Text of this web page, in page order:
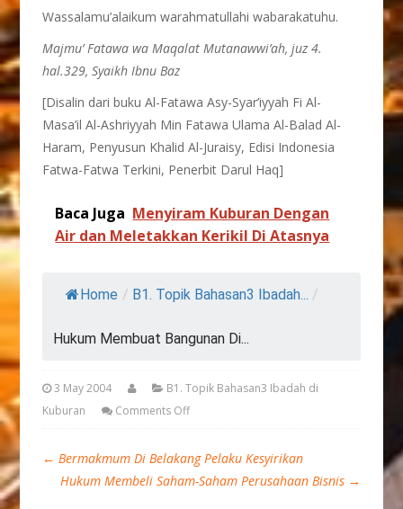
Wassalamu’alaikum warahmatullahi wabarakatuhu.
Majmu’ Fatawa wa Maqalat Mutanawwi’ah, juz 4.
hal.329, Syaikh Ibnu Baz
[Disalin dari buku Al-Fatawa Asy-Syar’iyyah Fi Al-
Masa’il Al-Ashriyyah Min Fatawa Ulama Al-Balad Al-
Haram, Penyusun Khalid Al-Juraisy, Edisi Indonesia
Fatwa-Fatwa Terkini, Penerbit Darul Haq]
Baca Juga Menyiram Kuburan Dengan
Air dan Meletakkan Kerikil Di Atasnya
Home / B1. Topik Bahasan3 Ibadah... /
Hukum Membuat Bangunan Di...
3 May 2004
B1. Topik Bahasan3 Ibadah di
Kuburan
Comments Off
← Bermakmum Di Belakang Pelaku Kesyirikan
Hukum Membeli Saham-Saham Perusahaan Bisnis →